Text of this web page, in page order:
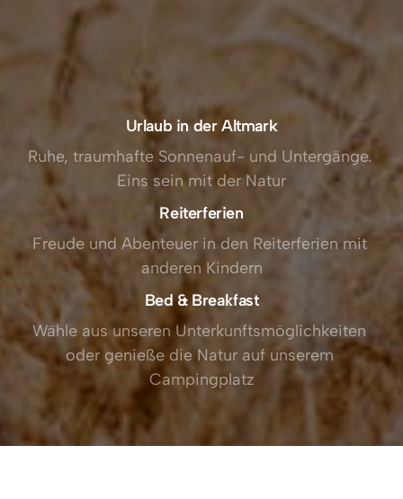
Urlaub in der Altmark
Ruhe, traumhafte Sonnenauf- und Untergänge.
Eins sein mit der Natur
Reiterferien
Freude und Abenteuer in den Reiterferien mit
anderen Kindern
Bed & Breakfast
Wähle aus unseren Unterkunftsmöglichkeiten
oder genieße die Natur auf unserem
Campingplatz